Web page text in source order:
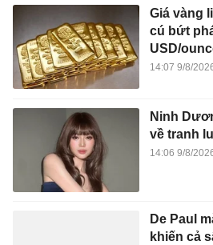
Giá vàng
cú bứt
USD/
14:07 9/8/
Ninh
về tranh
14:06 9/8/
De Paul
khiến cả